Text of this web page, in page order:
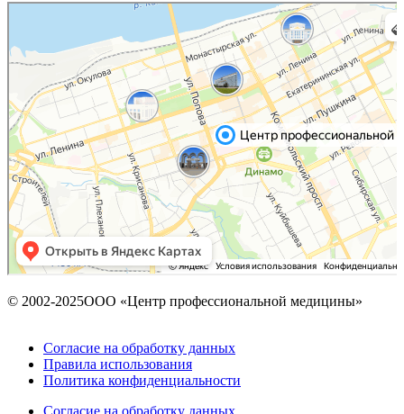
Пермь
Яндекс Карты — транспорт, навигация, поиск мест
© 2002-2025ООО «Центр профессиональной медицины»
Согласие на обработку данных
Правила использования
Политика конфиденциальности
Согласие на обработку данных